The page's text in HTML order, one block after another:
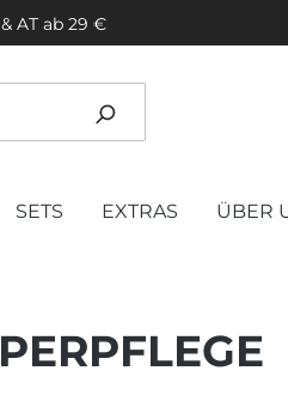
AT ab 29 €
SETS EXTRAS ÜBER